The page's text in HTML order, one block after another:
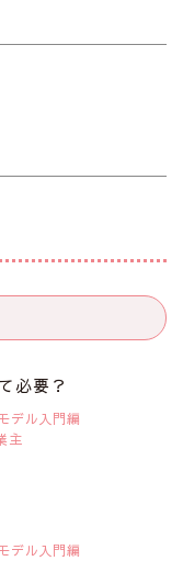
必要？
デル入門編
主
デル入門編